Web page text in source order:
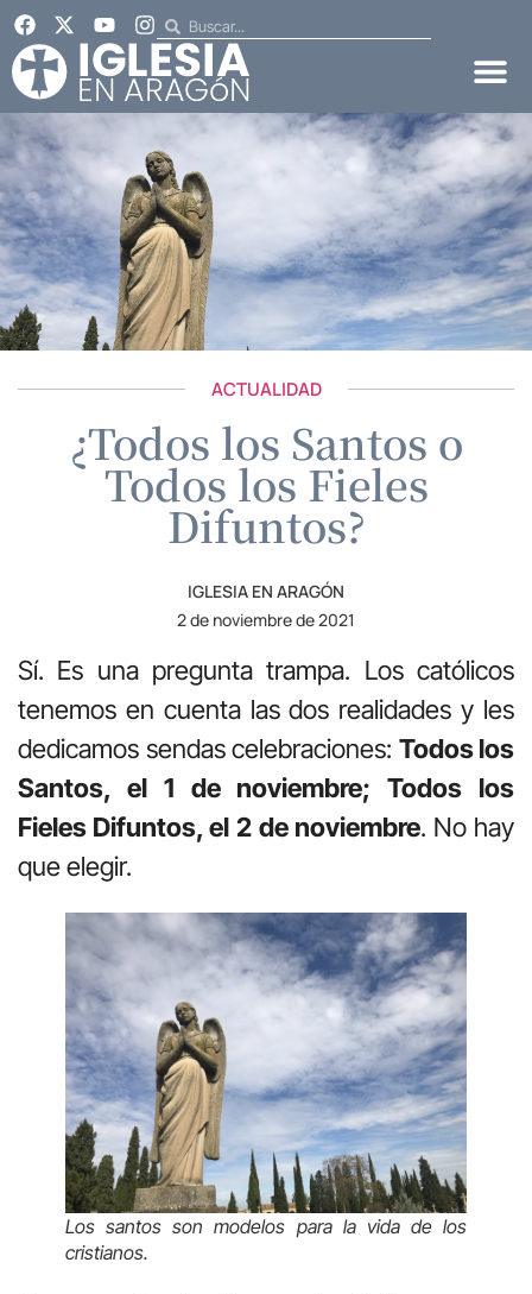
ACTUALIDAD
¿Todos los Santos o
Todos los Fieles
Difuntos?
IGLESIA EN ARAGÓN
2 de noviembre de 2021
Sí. Es una pregunta trampa. Los católicos
tenemos en cuenta las dos realidades y les
dedicamos sendas celebraciones: Todos los
Santos, el 1 de noviembre; Todos los
Fieles Difuntos, el 2 de noviembre. No hay
que elegir.
Los santos son modelos para la vida de los
cristianos.